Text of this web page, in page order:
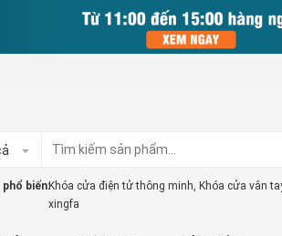
biến:Khóa cửa điện tử thông minh, Khóa cửa vân
xingfa